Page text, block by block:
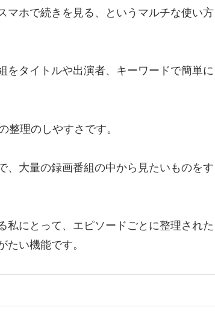
マホで続きを見る、というマルチな使い方
をタイトルや出演者、キーワードで簡単に
整理のしやすさです。
、大量の録画番組の中から見たいものをす
私にとって、エピソードごとに整理された
い機能です。